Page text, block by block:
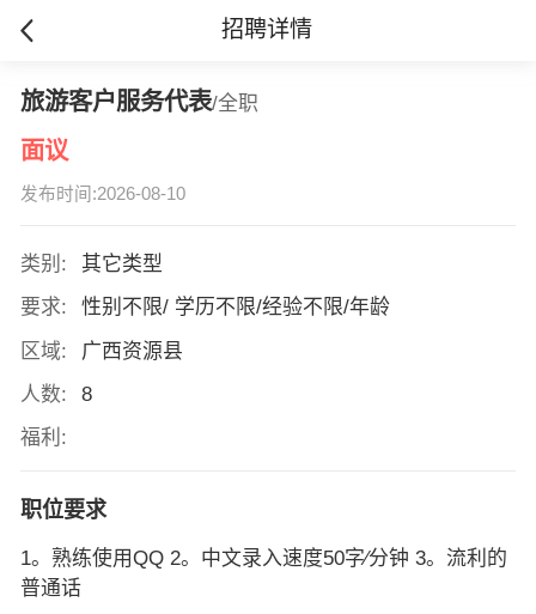
招聘详情
旅游客户服务代表/全职
面议
发布时间:2026-08-10
类别:
其它类型
要求:
性别不限/ 学历不限/经验不限/年龄
区域:
广西资源县
人数:
8
福利:
职位要求
1。熟练使用QQ 2。中文录入速度50字∕分钟 3。流利的
普通话